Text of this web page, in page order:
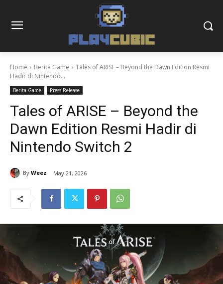
Home Berita Game
Tales of ARISE – Beyond the Dawn Edition Resmi
Hadir di Nintendo...
Berita Game Press Release
Tales of ARISE – Beyond the
Dawn Edition Resmi Hadir di
Nintendo Switch 2
By Weez May 21, 2026